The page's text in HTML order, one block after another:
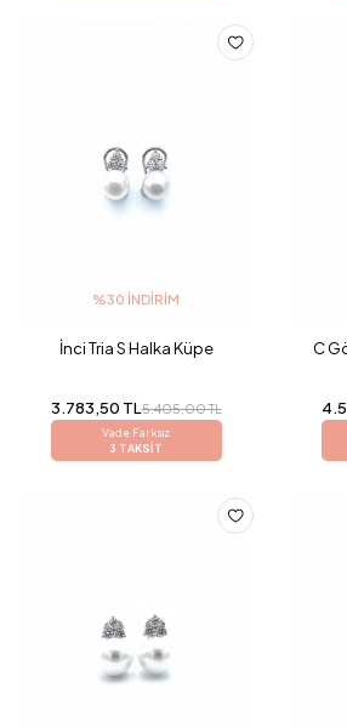
%30 İNDIRIM
İnci Tria S Halka Küpe
3.783,50 TL5.405,00 TL
Vade Farksız
3 TAKSİT
C